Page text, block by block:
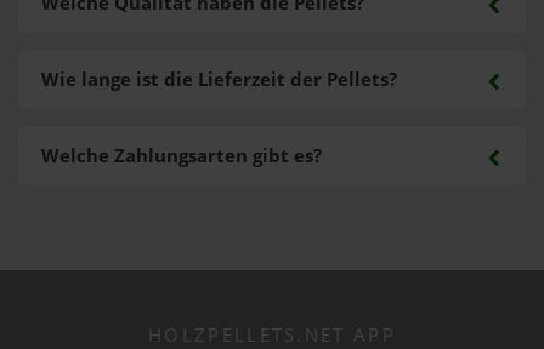
Welche Zahlungsarten gibt es?
Wie lange ist die Lieferzeit der Pellets?
HOLZPELLETS.NET APP